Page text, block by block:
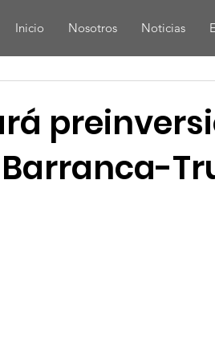
Inicio Nosotros Noticias